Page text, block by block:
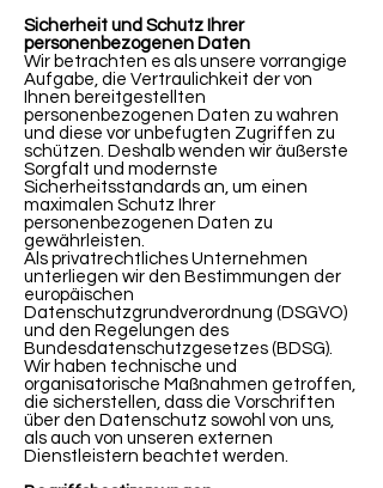
Sicherheit und Schutz Ihrer
personenbezogenen Daten
Wir betrachten es als unsere vorrangige
Aufgabe, die Vertraulichkeit der von
Ihnen bereitgestellten
personenbezogenen Daten zu wahren
und diese vor unbefugten Zugriffen zu
schützen. Deshalb wenden wir äußerste
Sorgfalt und modernste
Sicherheitsstandards an, um einen
maximalen Schutz Ihrer
personenbezogenen Daten zu
gewährleisten.
Als privatrechtliches Unternehmen
unterliegen wir den Bestimmungen der
europäischen
Datenschutzgrundverordnung (DSGVO)
und den Regelungen des
Bundesdatenschutzgesetzes (BDSG).
Wir haben technische und
organisatorische Maßnahmen getroffen,
die sicherstellen, dass die Vorschriften
über den Datenschutz sowohl von uns,
als auch von unseren externen
Dienstleistern beachtet werden.